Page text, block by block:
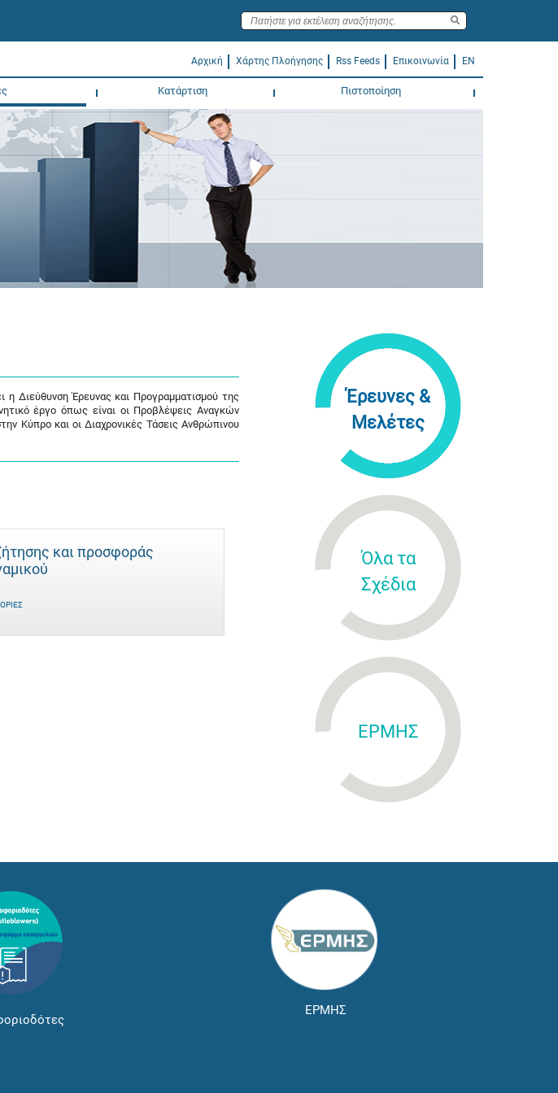
Αρχική Χάρτης Πλοήγησης Rss Feeds Επικοινωνία EN
Κατάρτιση Πιστοποίηση
η Διεύθυνση Έρευνας και Προγραμματισμού της
έργο όπως είναι οι Προβλέψεις Αναγκών
Κύπρο και οι Διαχρονικές Τάσεις Ανθρώπινου
και προσφοράς
Έρευνες &
Μελέτες
Όλα τα
Σχέδια
ΕΡΜΗΣ
ΕΡΜΗΣ